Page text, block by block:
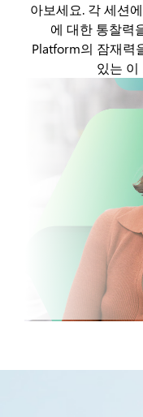
아보세요. 각 세션
에 대한 통찰력
Platform의 잠재력
있는 이